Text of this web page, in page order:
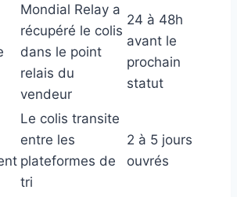
Mondial Relay a
récupéré le colis
dans le point
relais du
vendeur
24 à 48h
avant le
prochain
statut
Le colis transite
entre les
plateformes de
tri
2 à 5 jours
ouvrés